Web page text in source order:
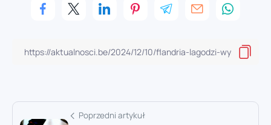
Poprzedni artykuł